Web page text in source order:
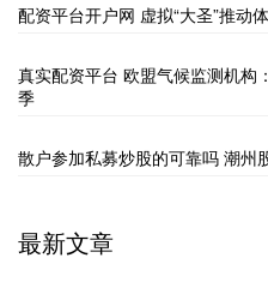
配资平台开户网 虚拟“大圣”推动
真实配资平台 欧盟气候监测机构
季
散户参加私募炒股的可靠吗 潮州
最新文章